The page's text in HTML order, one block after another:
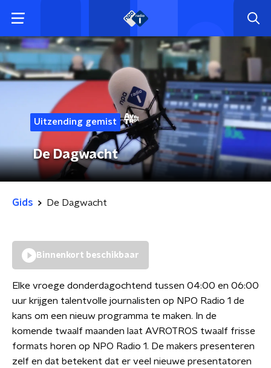
Uitzending gemist
De Dagwacht
Gids De Dagwacht
Binnenkort beschikbaar
Elke vroege donderdagochtend tussen 04:00 en 06:00
uur krijgen talentvolle journalisten op NPO Radio 1 de
kans om een nieuw programma te maken. In de
komende twaalf maanden laat AVROTROS twaalf frisse
formats horen op NPO Radio 1. De makers presenteren
zelf en dat betekent dat er veel nieuwe presentatoren